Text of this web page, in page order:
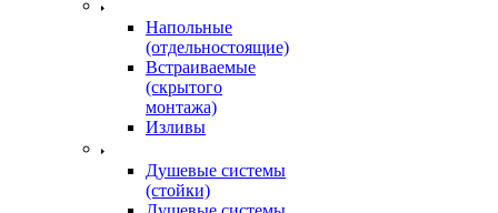
Напольные
(отдельностоящие)
Встраиваемые
(скрытого
монтажа)
Изливы
Душевые системы
(стойки)